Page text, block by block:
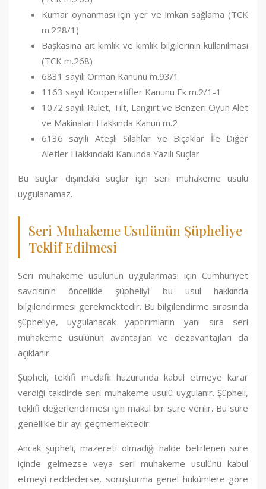
Kumar oynanması için yer ve imkan sağlama (TCK
m.228/1)
Başkasına ait kimlik ve kimlik bilgilerinin kullanılması
(TCK m.268)
6831 sayılı Orman Kanunu m.93/1
1163 sayılı Kooperatifler Kanunu Ek m.2/1-1
1072 sayılı Rulet, Tilt, Langırt ve Benzeri Oyun Alet
ve Makinaları Hakkında Kanun m.2
6136 sayılı Ateşli Silahlar ve Bıçaklar İle Diğer
Aletler Hakkındaki Kanunda Yazılı Suçlar
Bu suçlar dışındaki suçlar için seri muhakeme usulü
uygulanamaz.
Seri Muhakeme Usulünün Şüpheliye
Teklif Edilmesi
Seri muhakeme usulünün uygulanması için Cumhuriyet
savcısının öncelikle şüpheliyi bu usul hakkında
bilgilendirmesi gerekmektedir. Bu bilgilendirme sırasında
şüpheliye, uygulanacak yaptırımların yanı sıra seri
muhakeme usulünün avantajları ve dezavantajları da
açıklanır.
Şüpheli, teklifi müdafii huzurunda kabul etmeye karar
verdiği takdirde seri muhakeme usulü uygulanır. Şüpheli,
teklifi değerlendirmesi için makul bir süre verilir. Bu süre
genellikle bir ayı geçmemektedir.
Ancak şüpheli, mazereti olmadığı halde belirlenen süre
içinde gelmezse veya seri muhakeme usulünü kabul
etmeyi reddederse, soruşturma genel hükümlere göre